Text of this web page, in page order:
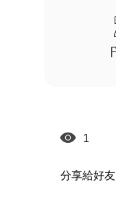
1
分享給好友